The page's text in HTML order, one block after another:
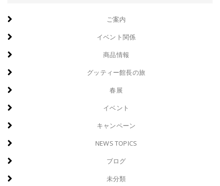
ご案内
イベント関係
商品情報
グッティー館長の旅
春展
イベント
キャンペーン
NEWS TOPICS
ブログ
未分類